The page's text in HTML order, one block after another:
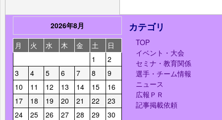
2026年8月
月
火 水 木 金 土
日
1
2
3
4 5 6 7 8
9
10
11 12 13 14 15
16
17
18 19 20 21 22
23
24
25 26 27 28 29
30
カテゴリ
TOP
イベント・大会
セミナ・教育関係
選手・チーム情報
ニュース
広報ＰＲ
記事掲載依頼